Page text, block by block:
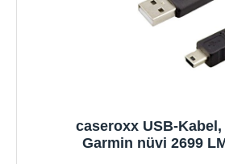
caseroxx USB-
Garmin nüvi 2699